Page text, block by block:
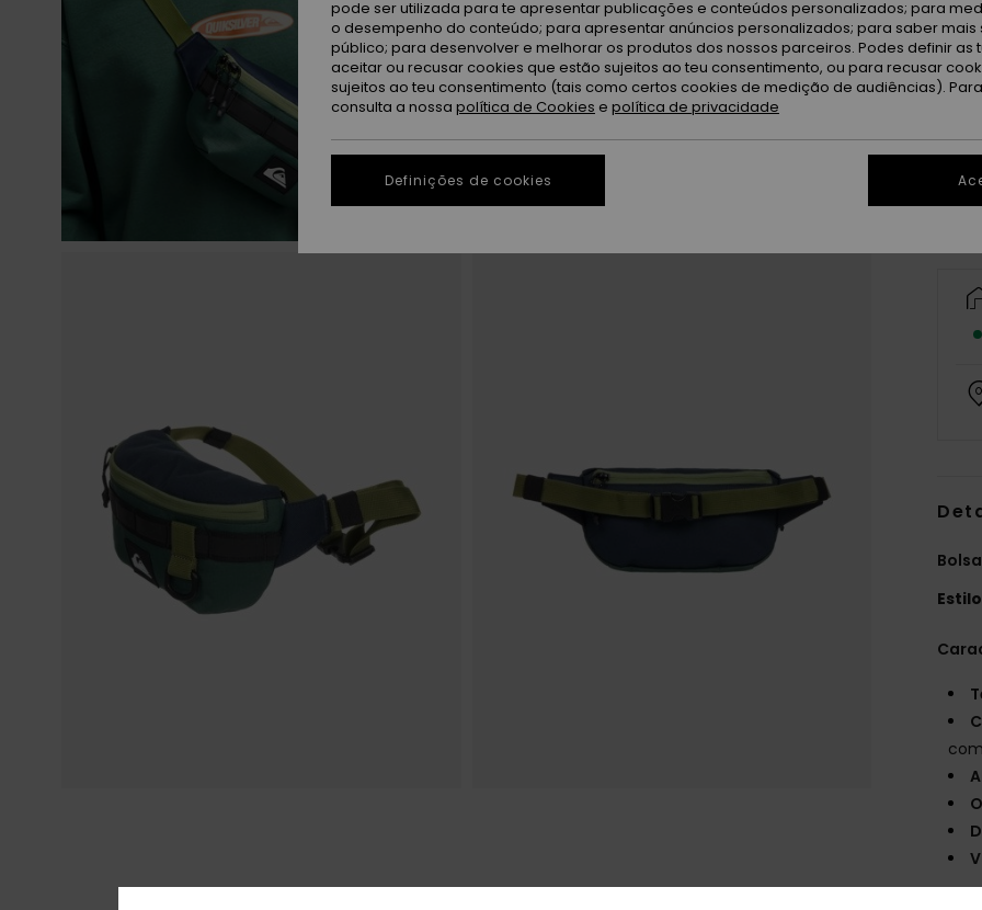
Estilo
pode ser utilizada para te apresentar publicações e conteúdos personalizados; para
o desempenho do conteúdo; para apresentar anúncios personalizados; para saber mais
público; para desenvolver e melhorar os produtos dos nossos parceiros. Podes definir as
aceitar ou recusar cookies que estão sujeitos ao teu consentimento, ou para recusar
sujeitos ao teu consentimento (tais como certos cookies de medição de audiências).
consulta a nossa política de Cookies e política de privacidade
Definições de cookies